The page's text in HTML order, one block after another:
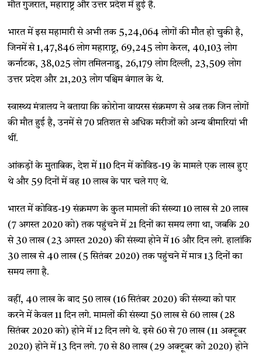
मौत गुजरात, महाराष्ट्र और उत्तर प्रदेश में हुई है.
भारत में इस महामारी से अभी तक 5,24,064 लोगों की मौत हो चुकी है,
जिनमें से 1,47,846 लोग महाराष्ट्र, 69,245 लोग केरल, 40,103 लोग
कर्नाटक, 38,025 लोग तमिलनाडु, 26,179 लोग दिल्ली, 23,509 लोग
उत्तर प्रदेश और 21,203 लोग पश्चिम बंगाल के थे.
स्वास्थ्य मंत्रालय ने बताया कि कोरोना वायरस संक्रमण से अब तक जिन लोगों
की मौत हुई है, उनमें से 70 प्रतिशत से अधिक मरीजों को अन्य बीमारियां भी
थीं.
आंकड़ों के मुताबिक, देश में 110 दिन में कोविड-19 के मामले एक लाख हुए
थे और 59 दिनों में वह 10 लाख के पार चले गए थे.
भारत में कोविड-19 संक्रमण के कुल मामलों की संख्या 10 लाख से 20 लाख
(7 अगस्त 2020 को) तक पहुंचने में 21 दिनों का समय लगा था, जबकि 20
से 30 लाख (23 अगस्त 2020) की संख्या होने में 16 और दिन लगे. हालांकि
30 लाख से 40 लाख (5 सितंबर 2020) तक पहुंचने में मात्र 13 दिनों का
समय लगा है.
वहीं, 40 लाख के बाद 50 लाख (16 सितंबर 2020) की संख्या को पार
करने में केवल 11 दिन लगे. मामलों की संख्या 50 लाख से 60 लाख (28
सितंबर 2020 को) होने में 12 दिन लगे थे. इसे 60 से 70 लाख (11 अक्टूबर
2020) होने में 13 दिन लगे. 70 से 80 लाख (29 अक्टूबर को 2020) होने